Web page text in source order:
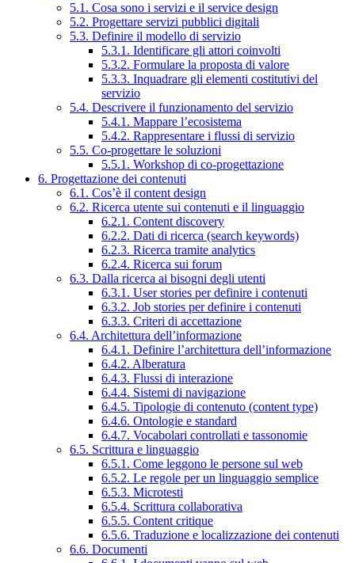
5.1. Cosa sono i servizi e il service design
5.2. Progettare servizi pubblici digitali
5.3. Definire il modello di servizio
5.3.1. Identificare gli attori coinvolti
5.3.2. Formulare la proposta di valore
5.3.3. Inquadrare gli elementi costitutivi del
servizio
5.4. Descrivere il funzionamento del servizio
5.4.1. Mappare l’ecosistema
5.4.2. Rappresentare i flussi di servizio
5.5. Co-progettare le soluzioni
5.5.1. Workshop di co-progettazione
6. Progettazione dei contenuti
6.1. Cos’è il content design
6.2. Ricerca utente sui contenuti e il linguaggio
6.2.1. Content discovery
6.2.2. Dati di ricerca (search keywords)
6.2.3. Ricerca tramite analytics
6.2.4. Ricerca sui forum
6.3. Dalla ricerca ai bisogni degli utenti
6.3.1. User stories per definire i contenuti
6.3.2. Job stories per definire i contenuti
6.3.3. Criteri di accettazione
6.4. Architettura dell’informazione
6.4.1. Definire l’architettura dell’informazione
6.4.2. Alberatura
6.4.3. Flussi di interazione
6.4.4. Sistemi di navigazione
6.4.5. Tipologie di contenuto (content type)
6.4.6. Ontologie e standard
6.4.7. Vocabolari controllati e tassonomie
6.5. Scrittura e linguaggio
6.5.1. Come leggono le persone sul web
6.5.2. Le regole per un linguaggio semplice
6.5.3. Microtesti
6.5.4. Scrittura collaborativa
6.5.5. Content critique
6.5.6. Traduzione e localizzazione dei contenuti
6.6. Documenti